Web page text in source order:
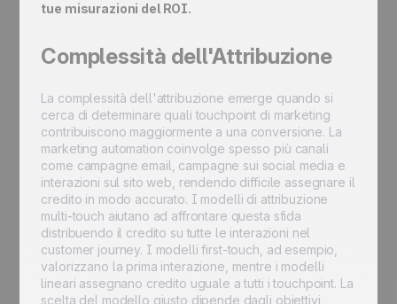
tue misurazioni del ROI.
Complessità dell'Attribuzione
La complessità dell'attribuzione emerge quando si
cerca di determinare quali touchpoint di marketing
contribuiscono maggiormente a una conversione. La
marketing automation coinvolge spesso più canali
come campagne email, campagne sui social media e
interazioni sul sito web, rendendo difficile assegnare il
credito in modo accurato. I modelli di attribuzione
multi-touch aiutano ad affrontare questa sfida
distribuendo il credito su tutte le interazioni nel
customer journey. I modelli first-touch, ad esempio,
valorizzano la prima interazione, mentre i modelli
lineari assegnano credito uguale a tutti i touchpoint. La
scelta del modello giusto dipende dagli obiettivi